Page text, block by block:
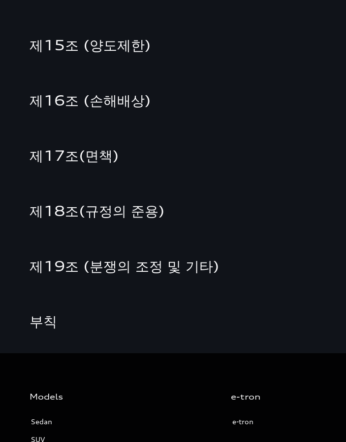
제15조 (양도제한)
제16조 (손해배상)
제17조(면책)
제18조(규정의 준용)
제19조 (분쟁의 조정 및 기타)
부칙
Models
Sedan
SUV
e-tron
e-tron